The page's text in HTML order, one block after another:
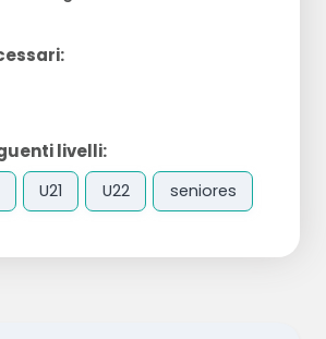
livelli:
U21 U22 seniores